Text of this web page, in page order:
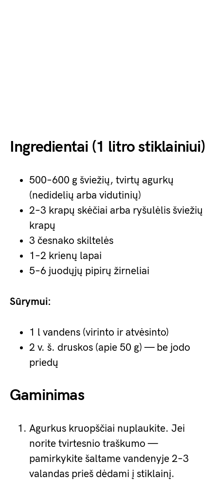
Ingredientai (1 litro stiklainiui)
500–600 g šviežių, tvirtų agurkų
(nedidelių arba vidutinių)
2–3 krapų skėčiai arba ryšulėlis šviežių
krapų
3 česnako skiltelės
1–2 krienų lapai
5–6 juodųjų pipirų žirneliai
Sūrymui:
1 l vandens (virinto ir atvėsinto)
2 v. š. druskos (apie 50 g) — be jodo
priedų
Gaminimas
Agurkus kruopščiai nuplaukite. Jei
norite tvirtesnio traškumo —
pamirkykite šaltame vandenyje 2–3
valandas prieš dėdami į stiklainį.